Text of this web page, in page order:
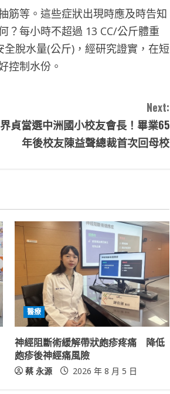
筋等。這些症狀出現時應及時告知
？每小時不超過 13 CC/公斤體重
脫水量(公斤)，經研究證實，在短
控制水份。
Next:
貞當選中洲國小校友會長！畢業65
年後校友陳益聲總裁首次回母校
醫療
神經阻斷術緩解帶狀皰疹疼痛 降低
皰疹後神經痛風險
蔡 永源 2026 年 8 月 5 日